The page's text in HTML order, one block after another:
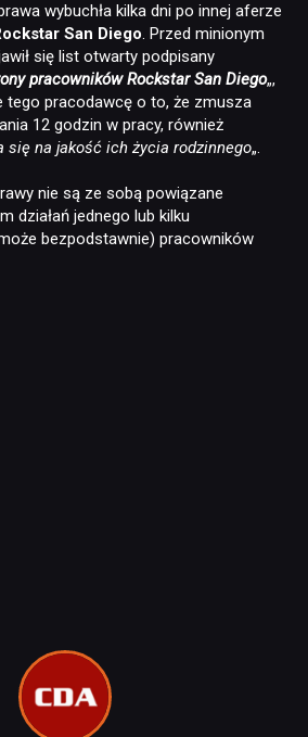
wybuchła kilka dni po innej aferze
San Diego. Przed minionym
się list otwarty podpisany
pracowników Rockstar San Diego„,
tego pracodawcę o to, że zmusza
12 godzin w pracy, również
się na jakość ich życia rodzinnego„.
nie są ze sobą powiązane
działań jednego lub kilku
bezpodstawnie) pracowników